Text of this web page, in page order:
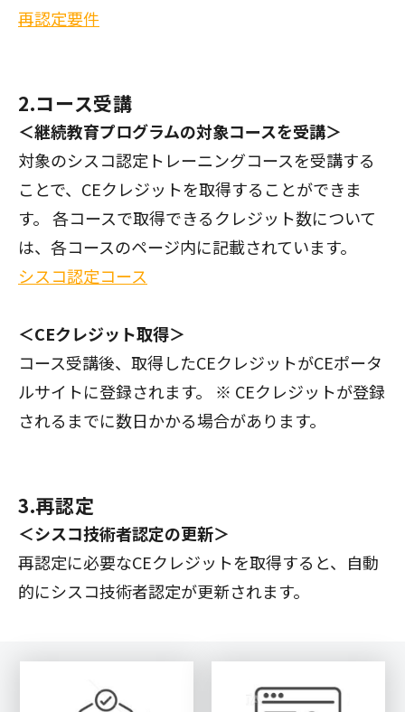
再認定要件
2.コース受講
＜継続教育プログラムの対象コースを受講＞
対象のシスコ認定トレーニングコースを受講する
ことで、CEクレジットを取得することができま
す。 各コースで取得できるクレジット数について
は、各コースのページ内に記載されています。
シスコ認定コース
＜CEクレジット取得＞
コース受講後、取得したCEクレジットがCEポータ
ルサイトに登録されます。 ※ CEクレジットが登録
されるまでに数日かかる場合があります。
3.再認定
＜シスコ技術者認定の更新＞
再認定に必要なCEクレジットを取得すると、自動
的にシスコ技術者認定が更新されます。